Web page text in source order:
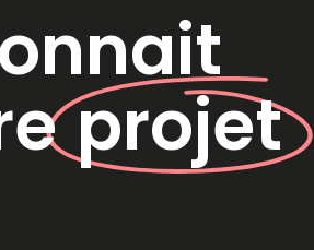
projet